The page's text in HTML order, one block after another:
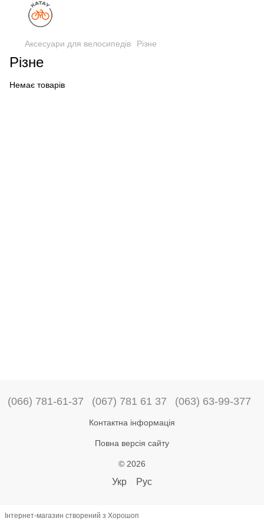
Аксесуари для велосипедів Різне
Різне
Немає товарів
(066) 781-61-37 (067) 781 61 37 (063) 63-99-377
Контактна інформація
Повна версія сайту
© 2026
Укр Рус
Інтернет-магазин створений з Хорошоп